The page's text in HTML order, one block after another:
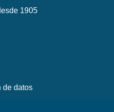
1905
de datos